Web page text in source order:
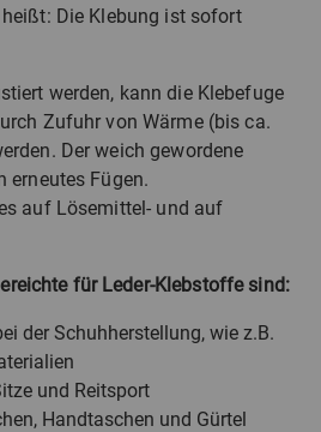
Die Klebung ist sofort
werden, kann die Klebefuge
Zufuhr von Wärme (bis ca.
Der weich gewordene
erneutes Fügen.
auf Lösemittel- und auf
für Leder-Klebstoffe sind:
der Schuhherstellung, wie z.B.
und Reitsport
Handtaschen und Gürtel